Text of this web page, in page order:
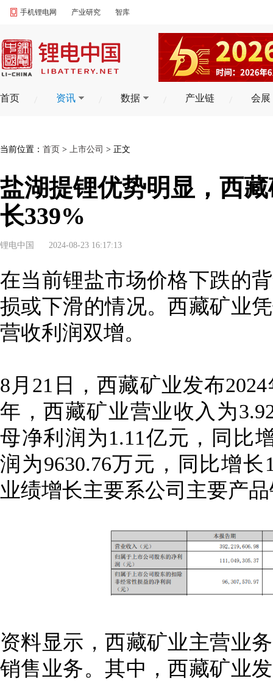
手机锂电网 产业研究 智库
首页 资讯 数据 产业链 会展
当前位置： 首页 > 上市公司 > 正文
盐湖提锂优势明显，西
长339%
锂电中国 2024-08-23 16:17:13
在当前锂盐市场价格下跌的
损或下滑的情况。西藏矿业
营收利润双增。
8月21日，西藏矿业发布
年，西藏矿业营业收入为
母净利润为1.11亿元，同比
润为9630.76万元，同比增
业绩增长主要系公司主要产
资料显示，西藏矿业主营业
销售业务。其中，西藏矿业